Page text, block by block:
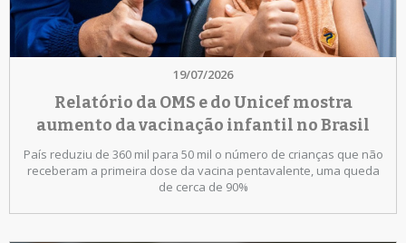
19/07/2026
Relatório da OMS e do Unicef mostra
aumento da vacinação infantil no Brasil
País reduziu de 360 mil para 50 mil o número de crianças que não
receberam a primeira dose da vacina pentavalente, uma queda
de cerca de 90%